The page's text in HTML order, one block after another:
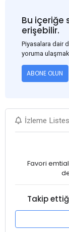
market.
CFR around
could not be
export of
Bu içeriğe
erişebilir.
Piyasalara dair
yoruma
ABONE OLUN
İzleme
Favori
Takip